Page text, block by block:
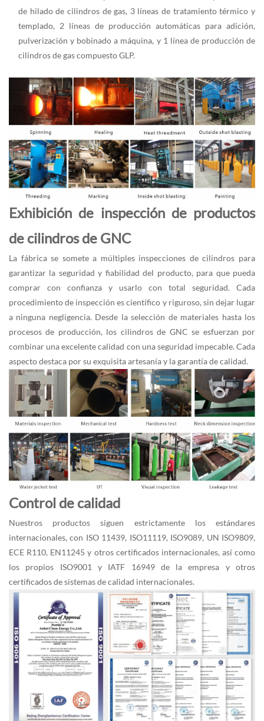
de hilado de cilindros de gas, 3 líneas de tratamiento térmico y
templado, 2 líneas de producción automáticas para adición,
pulverización y bobinado a máquina, y 1 línea de producción de
cilindros de gas compuesto GLP.
Exhibición de inspección de productos
de cilindros de GNC
La fábrica se somete a múltiples inspecciones de cilindros para
garantizar la seguridad y fiabilidad del producto, para que pueda
comprar con confianza y usarlo con total seguridad. Cada
procedimiento de inspección es científico y riguroso, sin dejar lugar
a ninguna negligencia. Desde la selección de materiales hasta los
procesos de producción, los cilindros de GNC se esfuerzan por
combinar una excelente calidad con una seguridad impecable. Cada
aspecto destaca por su exquisita artesanía y la garantía de calidad.
Control de calidad
Nuestros productos siguen estrictamente los estándares
internacionales, con ISO 11439, ISO11119, ISO9089, UN ISO9809,
ECE R110, EN11245 y otros certificados internacionales, así como
los propios ISO9001 y IATF 16949 de la empresa y otros
certificados de sistemas de calidad internacionales.